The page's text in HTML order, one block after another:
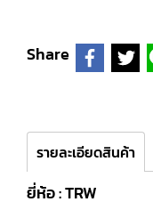
Share
รายละเอียดสินค้า
ยี่ห้อ : TRW